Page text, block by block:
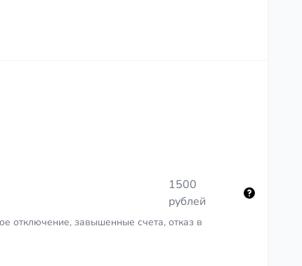
1500
рублей
отключение, завышенные счета, отказ в